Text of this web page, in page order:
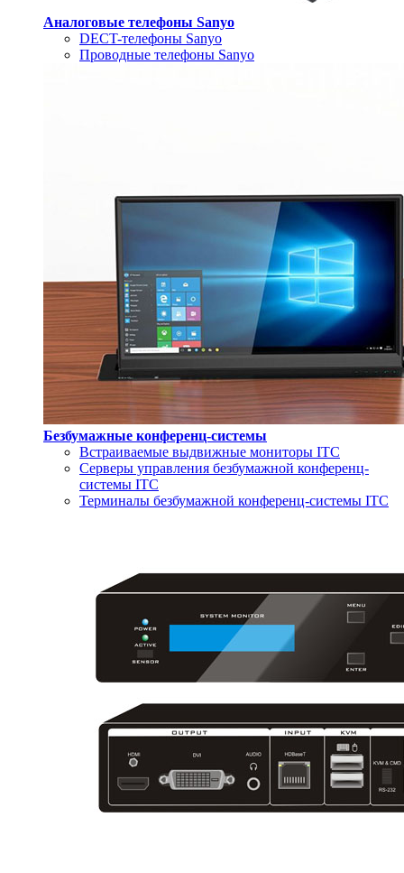
Аналоговые телефоны Sanyo
DECT-телефоны Sanyo
Проводные телефоны Sanyo
Безбумажные конференц-системы
Встраиваемые выдвижные мониторы ITC
Серверы управления безбумажной конференц-
системы ITC
Терминалы безбумажной конференц-системы ITC